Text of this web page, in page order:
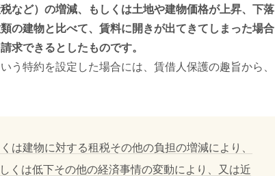
など）の増減、もしくは土地や建物価格が上昇、下落
の建物と比べて、賃料に開きが出てきてしまった場合
求できるとしたものです。
う特約を設定した場合には、賃借人保護の趣旨から、
建物に対する租税その他の負担の増減により、
くは低下その他の経済事情の変動により、又は近